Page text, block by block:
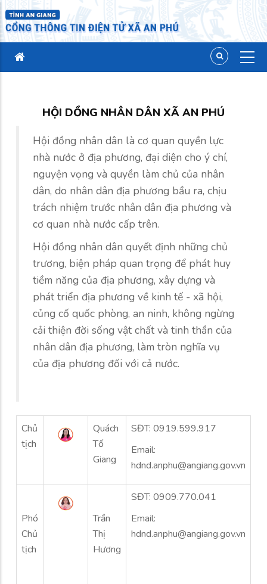
HỘI DỒNG NHÂN DÂN XÃ AN PHÚ
Hội đồng nhân dân là cơ quan quyền lực
nhà nước ở địa phương, đại diện cho ý chí,
nguyện vọng và quyền làm chủ của nhân
dân, do nhân dân địa phương bầu ra, chịu
trách nhiệm trước nhân dân địa phương và
cơ quan nhà nước cấp trên.
Hội đồng nhân dân quyết định những chủ
trương, biện pháp quan trọng để phát huy
tiềm năng của địa phương, xây dựng và
phát triển địa phương về kinh tế - xã hội,
củng cố quốc phòng, an ninh, không ngừng
cải thiện đời sống vật chất và tinh thần của
nhân dân địa phương, làm tròn nghĩa vụ
của địa phương đối với cả nước.
Chủ
tịch
Quách
Tố
Giang
SĐT: 0919.599.917
Email:
hdnd.anphu@angiang.gov.vn
Phó
Chủ
tịch
Trần
Thị
Hương
SĐT: 0909.770.041
Email:
hdnd.anphu@angiang.gov.vn